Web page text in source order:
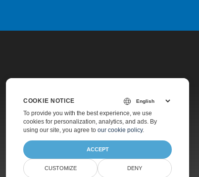
Preços
Suporte Pago
Sobre
COOKIE NOTICE
To provide you with the best experience, we use
cookies for personalization, analytics, and ads. By
using our site, you agree to our cookie policy.
ACCEPT
CUSTOMIZE DENY